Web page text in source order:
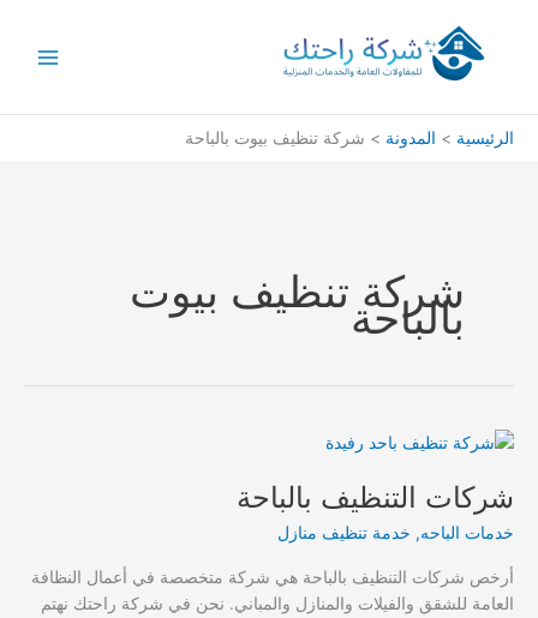
المحتوى
الرئيسية المدونة شركة تنظيف بيوت بالباحة
شركة تنظيف بيوت
بالباحة
شركات التنظيف بالباحة
خدمات الباحه, خدمة تنظيف منازل
أرخص شركات التنظيف بالباحة هي شركة متخصصة في أعمال النظافة
العامة للشقق والفيلات والمنازل والمباني. نحن في شركة راحتك نهتم